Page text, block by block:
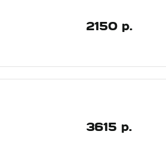
2150 р.
3615 р.